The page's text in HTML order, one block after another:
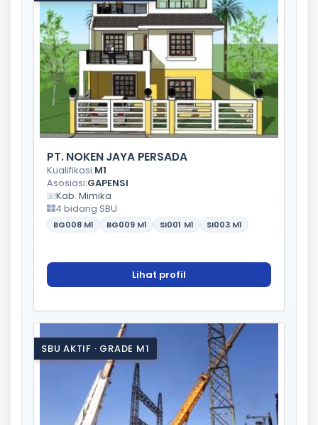
PT. NOKEN JAYA PERSADA
Kualifikasi:M1
Asosiasi:GAPENSI
Kab. Mimika
4 bidang SBU
BG008 M1 BG009 M1 SI001 M1 SI003 M1
Lihat profil
SBU AKTIF · GRADE M1